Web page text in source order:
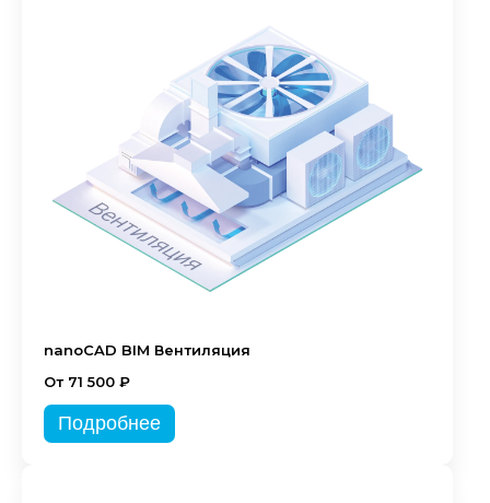
nanoCAD BIM Вентиляция
От 71 500 ₽
Подробнее